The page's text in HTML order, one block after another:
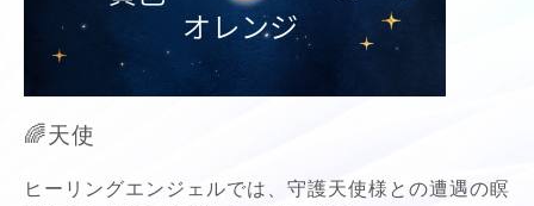
🌈天使
ヒーリングエンジェルでは、守護天使様との遭遇の瞑